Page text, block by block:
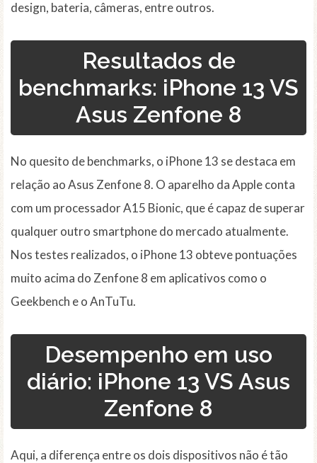
design, bateria, câmeras, entre outros.
Resultados de
benchmarks: iPhone 13 VS
Asus Zenfone 8
No quesito de benchmarks, o iPhone 13 se destaca em
relação ao Asus Zenfone 8. O aparelho da Apple conta
com um processador A15 Bionic, que é capaz de superar
qualquer outro smartphone do mercado atualmente.
Nos testes realizados, o iPhone 13 obteve pontuações
muito acima do Zenfone 8 em aplicativos como o
Geekbench e o AnTuTu.
Desempenho em uso
diário: iPhone 13 VS Asus
Zenfone 8
Aqui, a diferença entre os dois dispositivos não é tão